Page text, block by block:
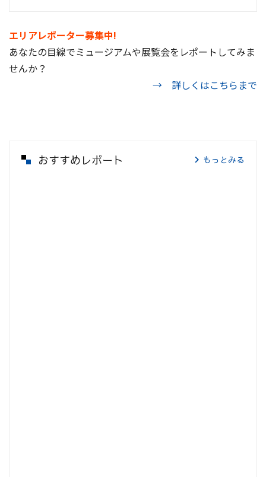
エリアレポーター募集中!
あなたの目線でミュージアムや展覧会をレポートしてみま
せんか？
→ 詳しくはこちらまで
おすすめレポート もっとみる